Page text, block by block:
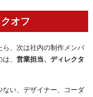
オフ
ら、次は社内の制作メンバ
、 営業担当、ディレクタ
ない、デザイナー、コーダ